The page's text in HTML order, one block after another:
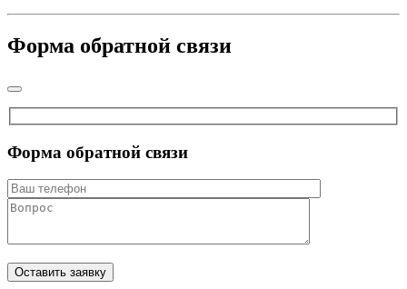
Форма обратной связи
Форма обратной связи